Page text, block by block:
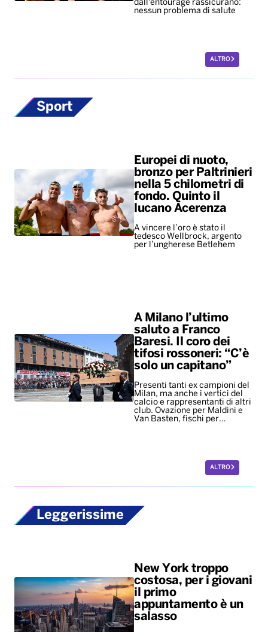
dall'entourage rassicurano:
nessun problema di salute
ALTRO
Sport
Europei di nuoto,
bronzo per Paltrinieri
nella 5 chilometri di
fondo. Quinto il
lucano Acerenza
A vincere l’oro è stato il
tedesco Wellbrock, argento
per l’ungherese Betlehem
A Milano l’ultimo
saluto a Franco
Baresi. Il coro dei
tifosi rossoneri: “C’è
solo un capitano”
Presenti tanti ex campioni del
Milan, ma anche i vertici del
calcio e rappresentanti di altri
club. Ovazione per Maldini e
Van Basten, fischi per…
ALTRO
Leggerissime
New York troppo
costosa, per i giovani
il primo
appuntamento è un
salasso